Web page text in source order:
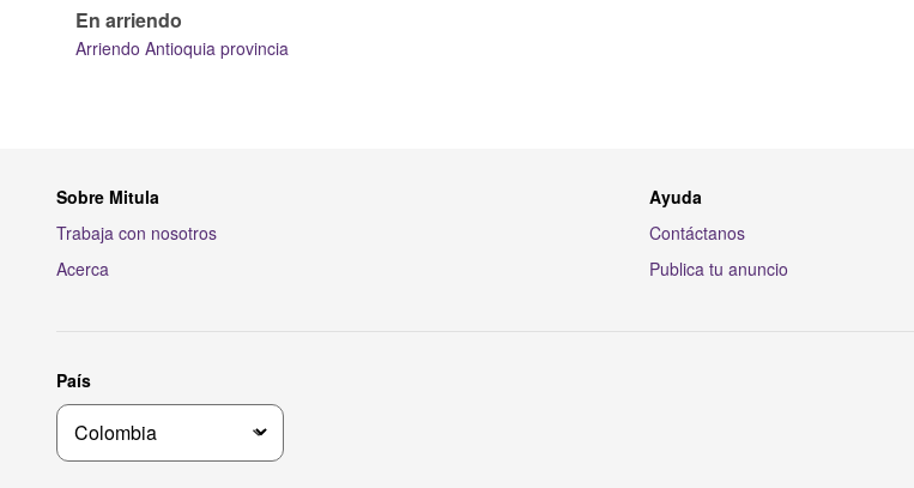
En arriendo
Arriendo Antioquia provincia
Sobre Mitula
Trabaja con nosotros
Acerca
Ayuda
Contáctanos
Publica tu anuncio
País